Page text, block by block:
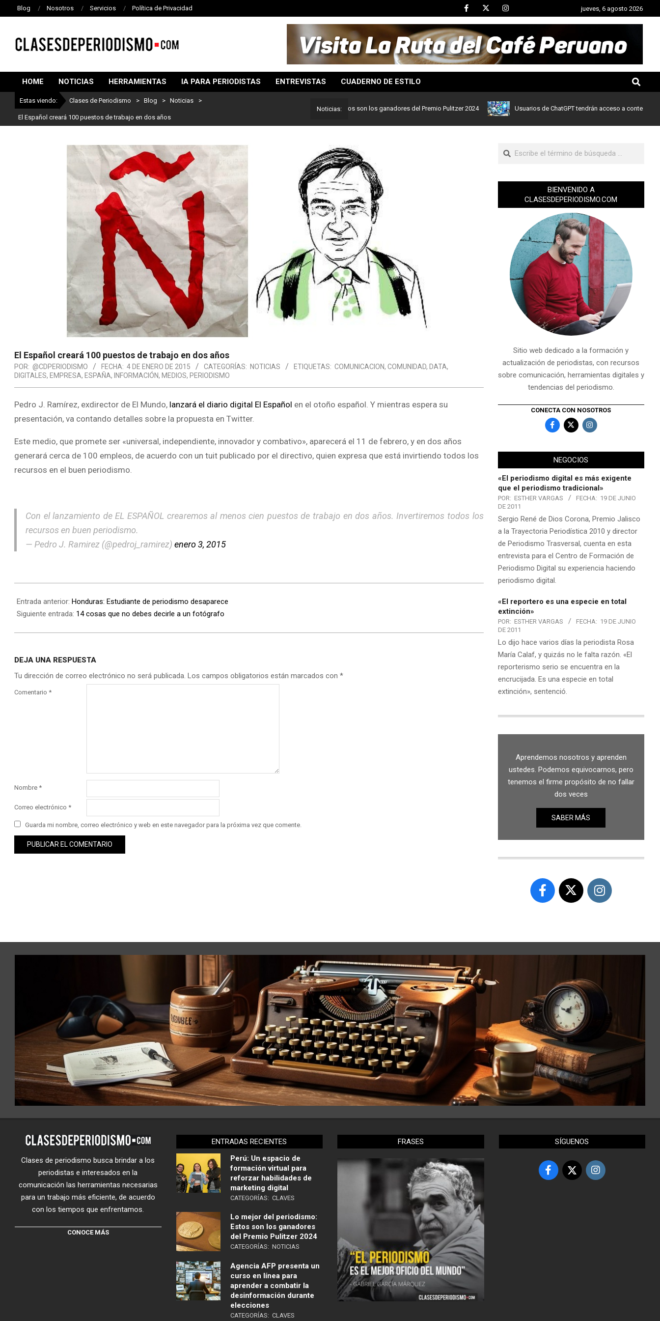
Blog Nosotros Servicios Política de Privacidad jueves, 6 agosto 2026
DE
PERIODISMO
HOME NOTICIAS HERRAMIENTAS IA PARA PERIODISTAS ENTREVISTAS CUADERNO DE ESTILO
Estas viendo: Clases de Periodismo > Blog > Noticias >
El Español creará 100 puestos de trabajo en dos años
Noticias:
Lo mejor del periodismo: Estos son los ganadores del Premio Pulitzer 2024 Usuarios de ChatGPT tendrán acceso a contenidos de
El Español creará 100 puestos de trabajo en dos años
POR: @CDPERIODISMO FECHA: 4 DE ENERO DE 2015 CATEGORÍAS: NOTICIAS ETIQUETAS: COMUNICACION, COMUNIDAD, DATA,
DIGITALES, EMPRESA, ESPAÑA, INFORMACIÓN, MEDIOS, PERIODISMO
Pedro J. Ramírez, exdirector de El Mundo, lanzará el diario digital El Español en el otoño español. Y mientras espera su
presentación, va contando detalles sobre la propuesta en Twitter.
Este medio, que promete ser «universal, independiente, innovador y combativo», aparecerá el 11 de febrero, y en dos años
generará cerca de 100 empleos, de acuerdo con un tuit publicado por el directivo, quien expresa que está invirtiendo todos los
recursos en el buen periodismo.
Con el lanzamiento de EL ESPAÑOL crearemos al menos cien puestos de trabajo en dos años. Invertiremos todos los
recursos en buen periodismo.
— Pedro J. Ramirez (@pedroj_ramirez)enero 3, 2015
Entrada anterior: Honduras: Estudiante de periodismo desaparece
Siguiente entrada: 14 cosas que no debes decirle a un fotógrafo
DEJA UNA RESPUESTA
Tu dirección de correo electrónico no será publicada. Los campos obligatorios están marcados con *
Comentario *
Nombre *
Correo electrónico *
Guarda mi nombre, correo electrónico y web en este navegador para la próxima vez que comente.
BIENVENIDO A
CLASESDEPERIODISMO.COM
Sitio web dedicado a la formación y
actualización de periodistas, con recursos
sobre comunicación, herramientas digitales y
tendencias del periodismo.
CONECTA CON NOSOTROS
NEGOCIOS
«El periodismo digital es más exigente
que el periodismo tradicional»
POR: ESTHER VARGAS FECHA: 19 DE JUNIO
DE 2011
Sergio René de Dios Corona, Premio Jalisco
a la Trayectoria Periodística 2010 y director
de Periodismo Trasversal, cuenta en esta
entrevista para el Centro de Formación de
Periodismo Digital su experiencia haciendo
periodismo digital.
«El reportero es una especie en total
extinción»
POR: ESTHER VARGAS FECHA: 19 DE JUNIO
DE 2011
Lo dijo hace varios días la periodista Rosa
María Calaf, y quizás no le falta razón. «El
reporterismo serio se encuentra en la
encrucijada. Es una especie en total
extinción», sentenció.
Aprendemos nosotros y aprenden
ustedes. Podemos equivocarnos, pero
tenemos el firme propósito de no fallar
dos veces
SABER MÁS
Clases de periodismo busca brindar a los
periodistas e interesados en la
comunicación las herramientas necesarias
para un trabajo más eficiente, de acuerdo
con los tiempos que enfrentamos.
CONOCE MÁS
ENTRADAS RECIENTES
Perú: Un espacio de
formación virtual para
reforzar habilidades de
marketing digital
CATEGORÍAS: CLAVES
Lo mejor del periodismo:
Estos son los ganadores
del Premio Pulitzer 2024
CATEGORÍAS: NOTICIAS
Agencia AFP presenta un
curso en línea para
aprender a combatir la
desinformación durante
elecciones
CATEGORÍAS: CLAVES
FRASES SÍGUENOS